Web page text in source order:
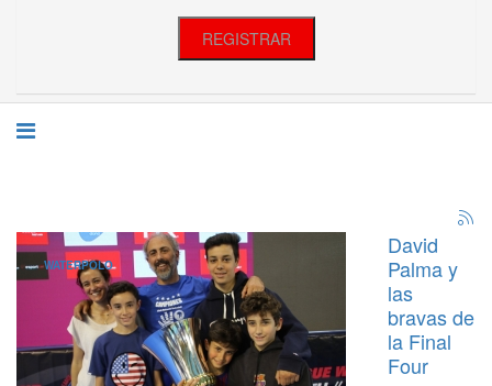
REGISTRAR
WATERPOLO
David
Palma y
las
bravas de
la Final
Four